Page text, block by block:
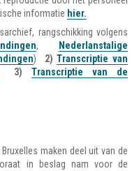
informatie hier.
rangschikking volgens
,
Nederlanstalige
) 2)Transcriptie van
3)
Transcriptie van de
maken deel uit van de
in beslag nam voor de